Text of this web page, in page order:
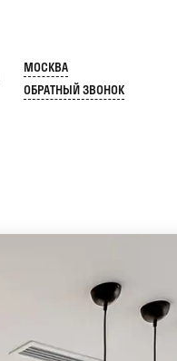
МОСКВА
ОБРАТНЫЙ ЗВОНОК